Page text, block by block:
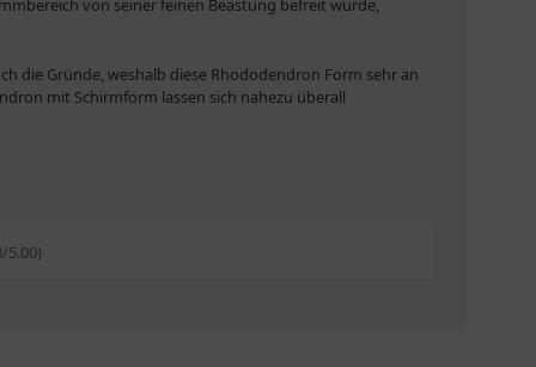
groß ist der Rhododendron Hybride „Belami
der schirmförmige Rhododendron „Belami“ die
Form geschnitten.
von seiner feinen Beastung befreit wurde,
die Gründe, weshalb diese Rhododendron Form sehr an
mit Schirmform lassen sich nahezu überall
einzigartig, diese Pflanzen sind jedoch in jahrelanger
5.00)